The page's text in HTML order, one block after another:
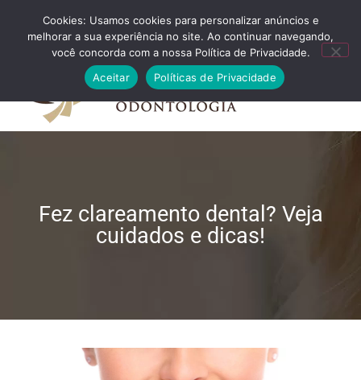
FALE CONOSCO
Fez clareamento dental? Veja
cuidados e dicas!
Cookies: Usamos cookies para personalizar anúncios e
melhorar a sua experiência no site. Ao continuar navegando,
você concorda com a nossa Política de Privacidade.
Aceitar
Políticas de Privacidade